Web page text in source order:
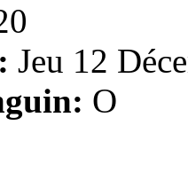
Jeu 12
O